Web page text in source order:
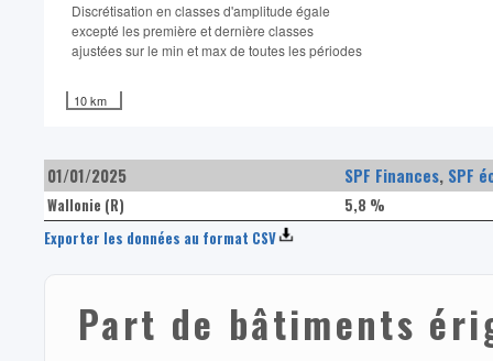
Discrétisation en classes d'amplitude égale​
excepté les première et dernière classes
ajustées sur le min et max de toutes les périodes
10 km
01/01/2025 SPF Finances, SPF
Wallonie (R)
5,8 %
Exporter les données au format CSV
Part de bâtiments